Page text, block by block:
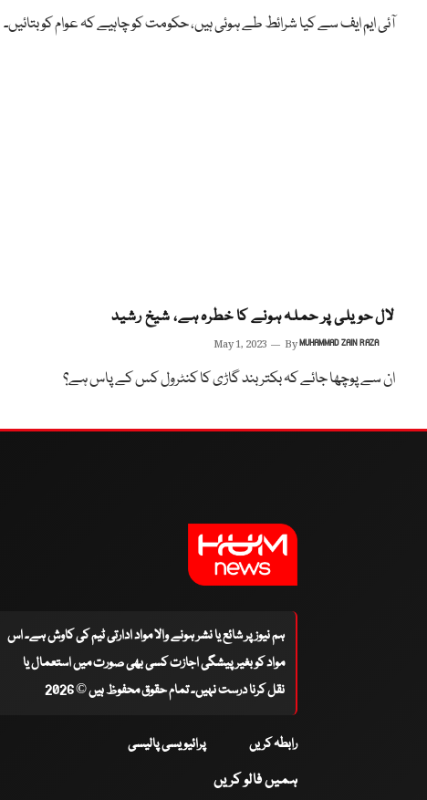
آئی ایم ایف سے کیا شرائط طے ہوئی ہیں، حکومت کو چاہیے کہ عوام کو بتائیں۔
لال حویلی پر حملہ ہونے کا خطرہ ہے، شیخ رشید
May 1, 2023 ByMUHAMMAD ZAIN RAZA
ان سے پوچھا جائے کہ بکتر بند گاڑی کا کنٹرول کس کے پاس ہے؟
ہم نیوز پر شائع یا نشر ہونے والا مواد ادارتی ٹیم کی کاوش ہے۔ اس
مواد کو بغیر پیشگی اجازت کسی بھی صورت میں استعمال یا
نقل کرنا درست نہیں۔ تمام حقوق محفوظ ہیں © 2026
رابطہ کریں پرائیویسی پالیسی
ہمیں فالو کریں